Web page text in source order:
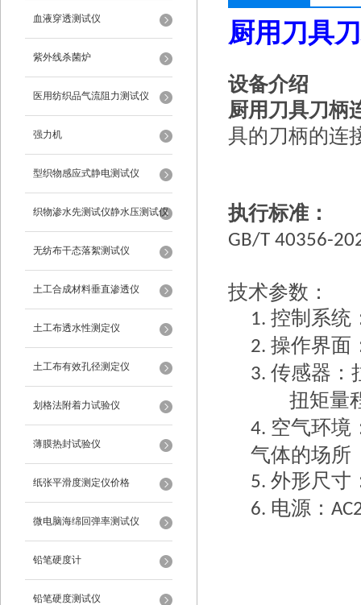
血液穿透测试仪
紫外线杀菌炉
医用纺织品气流阻力测试仪
强力机
型织物感应式静电测试仪
织物渗水先测试仪静水压测试仪
无纺布干态落絮测试仪
土工合成材料垂直渗透仪
土工布透水性测定仪
土工布有效孔径测定仪
划格法附着力试验仪
薄膜热封试验仪
纸张平滑度测定仪价格
微电脑海绵回弹率测试仪
铅笔硬度计
铅笔硬度测试仪
厨用刀具
设备介绍
厨用刀具刀柄
具的刀柄的连
执行标准：
GB/T 40356-
技术参数：
1. 控制系统
2. 操作界面
3. 传感器：
扭矩量
4. 空气环境
气体的场所
5. 外形尺寸
6. 电源：